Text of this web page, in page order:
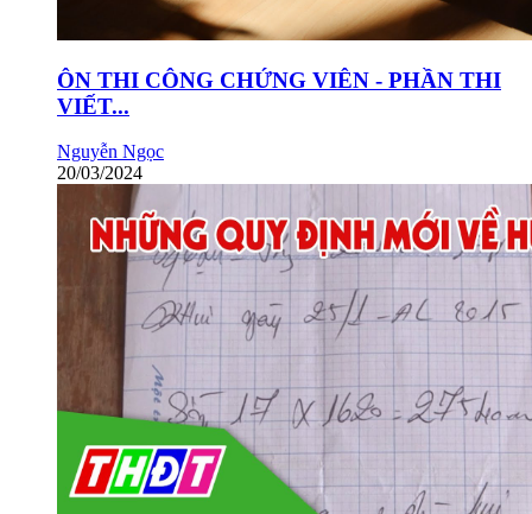
ÔN THI CÔNG CHỨNG VIÊN - PHẦN THI
VIẾT...
Nguyễn Ngọc
20/03/2024